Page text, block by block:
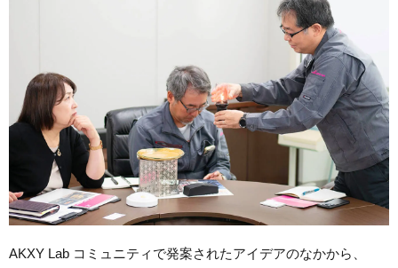
AKXY Lab コミュニティで発案されたアイデアのなかから、